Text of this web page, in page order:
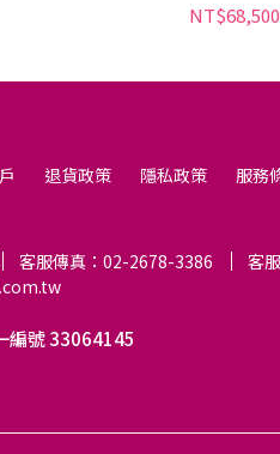
NT$68,500
退貨政策 隱私政策 服務
客服傳真：02-2678-3386
客
編號 33064145